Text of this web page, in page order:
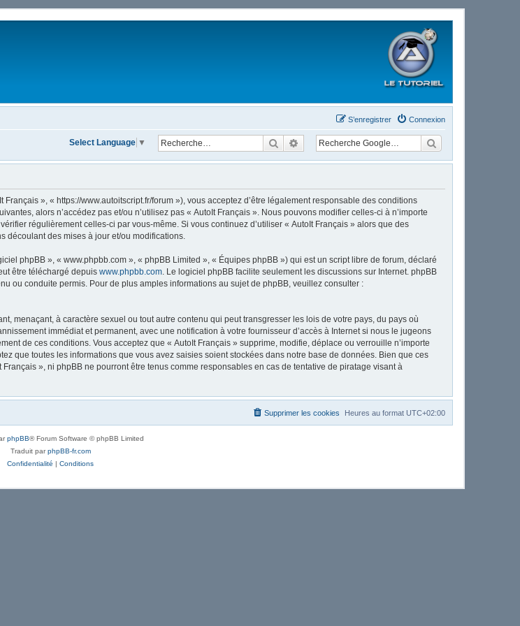
Connexion
S’enregistrer
RechercherRecherche avancée
Select Language ▼
», « https://www.autoitscript.fr/forum »), vous acceptez d’être légalement responsable des conditions
alors n’accédez pas et/ou n’utilisez pas « AutoIt Français ». Nous pouvons modifier celles-ci à n’importe
régulièrement celles-ci par vous-même. Si vous continuez d’utiliser « AutoIt Français » alors que des
découlant des mises à jour et/ou modifications.
phpBB », « www.phpbb.com », « phpBB Limited », « Équipes phpBB ») qui est un script libre de forum, déclaré
être téléchargé depuis www.phpbb.com. Le logiciel phpBB facilite seulement les discussions sur Internet. phpBB
ou conduite permis. Pour de plus amples informations au sujet de phpBB, veuillez consulter :
menaçant, à caractère sexuel ou tout autre contenu qui peut transgresser les lois de votre pays, du pays où
immédiat et permanent, avec une notification à votre fournisseur d’accès à Internet si nous le jugeons
de ces conditions. Vous acceptez que « AutoIt Français » supprime, modifie, déplace ou verrouille n’importe
que toutes les informations que vous avez saisies soient stockées dans notre base de données. Bien que ces
», ni phpBB ne pourront être tenus comme responsables en cas de tentative de piratage visant à
Heures au format UTC+02:00
Supprimer les cookies
phpBB® Forum Software © phpBB Limited
Traduit parphpBB-fr.com
Confidentialité | Conditions